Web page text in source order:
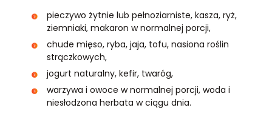
pieczywo żytnie lub pełnoziarniste, kasza, ryż,
ziemniaki, makaron w normalnej porcji,
chude mięso, ryba, jaja, tofu, nasiona roślin
strączkowych,
jogurt naturalny, kefir, twaróg,
warzywa i owoce w normalnej porcji, woda i
niesłodzona herbata w ciągu dnia.